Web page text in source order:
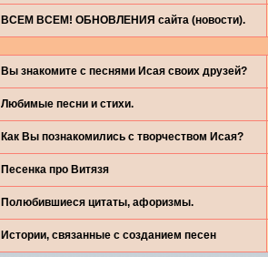
ВСЕМ ВСЕМ! ОБНОВЛЕНИЯ сайта (новости).
Вы знакомите с песнями Исая своих друзей?
Любимые песни и стихи.
Как Вы познакомились с творчеством Исая?
Песенка про Витязя
Полюбившиеся цитаты, афоризмы.
Истории, связанные с созданием песен